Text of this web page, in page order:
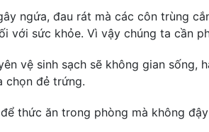
ngứa, đau rát mà các côn trùng
với sức khỏe. Vì vậy chúng ta cần
vệ sinh sạch sẽ không gian
chọn đẻ trứng.
thức ăn trong phòng mà không